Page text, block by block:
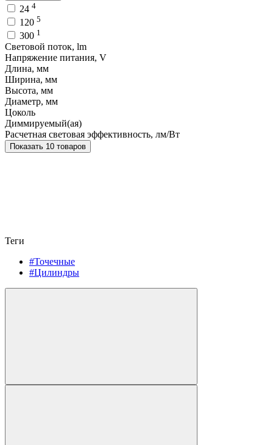
24 4
120 5
300 1
Световой поток, lm
Напряжение питания, V
Длина, мм
Ширина, мм
Высота, мм
Диаметр, мм
Цоколь
Диммируемый(ая)
Расчетная световая эффективность, лм/Вт
Показать 10 товаров
Теги
#Точечные
#Цилиндры